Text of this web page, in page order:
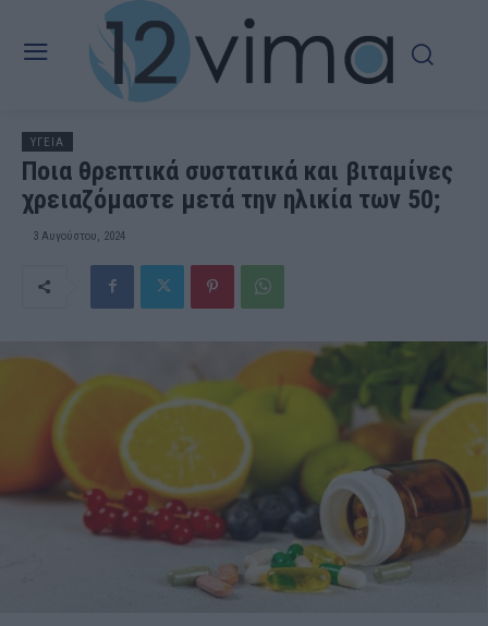
ΥΓΕΙΑ
Ποια θρεπτικά συστατικά και βιταμίνες
χρειαζόμαστε μετά την ηλικία των 50;
3 Αυγούστου, 2024